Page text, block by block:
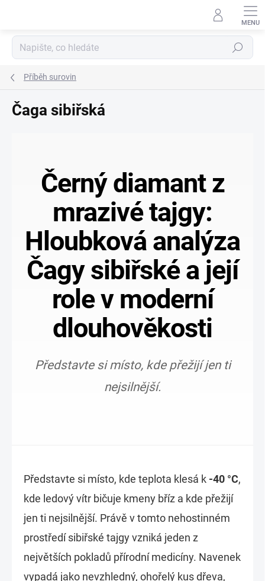
Hledat
Příběh surovin
Čaga sibiřská
Černý diamant z
mrazivé tajgy:
Hloubková analýza
Čagy sibiřské a její
role v moderní
dlouhověkosti
Představte si místo, kde přežijí jen ti
nejsilnější.
Představte si místo, kde teplota klesá k -40 °C,
kde ledový vítr bičuje kmeny bříz a kde přežijí
jen ti nejsilnější. Právě v tomto nehostinném
prostředí sibiřské tajgy vzniká jeden z
největších pokladů přírodní medicíny. Navenek
vypadá jako nevzhledný, ohořelý kus dřeva,